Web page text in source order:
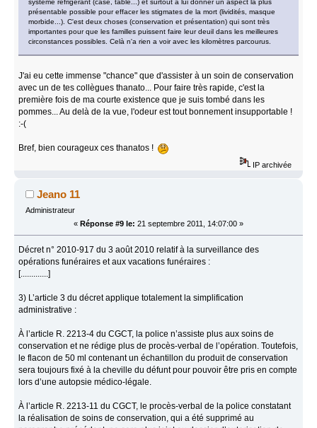
système réfrigérant (case, table...) et surtout a lui donner un aspect la plus
présentable possible pour effacer les stigmates de la mort (lividités, masque
morbide...). C'est deux choses (conservation et présentation) qui sont très
importantes pour que les familles puissent faire leur deuil dans les meilleures
circonstances possibles. Celà n'a rien a voir avec les kilomètres parcourus.
J'ai eu cette immense "chance" que d'assister à un soin de conservation
avec un de tes collègues thanato... Pour faire très rapide, c'est la
première fois de ma courte existence que je suis tombé dans les
pommes... Au delà de la vue, l'odeur est tout bonnement insupportable !
:-(
Bref, bien courageux ces thanatos !
IP archivée
Jeano 11
Administrateur
« Réponse #9 le: 21 septembre 2011, 14:07:00 »
Décret n° 2010-917 du 3 août 2010 relatif à la surveillance des
opérations funéraires et aux vacations funéraires :
[.............]
3) L’article 3 du décret applique totalement la simplification
administrative :
À l’article R. 2213-4 du CGCT, la police n’assiste plus aux soins de
conservation et ne rédige plus de procès-verbal de l’opération. Toutefois,
le flacon de 50 ml contenant un échantillon du produit de conservation
sera toujours fixé à la cheville du défunt pour pouvoir être pris en compte
lors d’une autopsie médico-légale.
À l’article R. 2213-11 du CGCT, le procès-verbal de la police constatant
la réalisation de soins de conservation, qui a été supprimé au